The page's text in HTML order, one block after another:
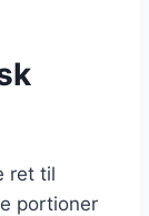
ret til
portioner